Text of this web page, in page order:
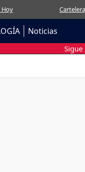
Cartelera
Noticias